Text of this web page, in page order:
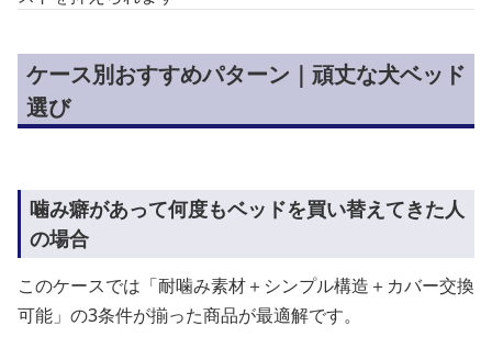
ケース別おすすめパターン｜頑丈な犬ベッド
選び
噛み癖があって何度もベッドを買い替えてきた人
の場合
このケースでは「耐噛み素材＋シンプル構造＋カバー交換
可能」の3条件が揃った商品が最適解です。